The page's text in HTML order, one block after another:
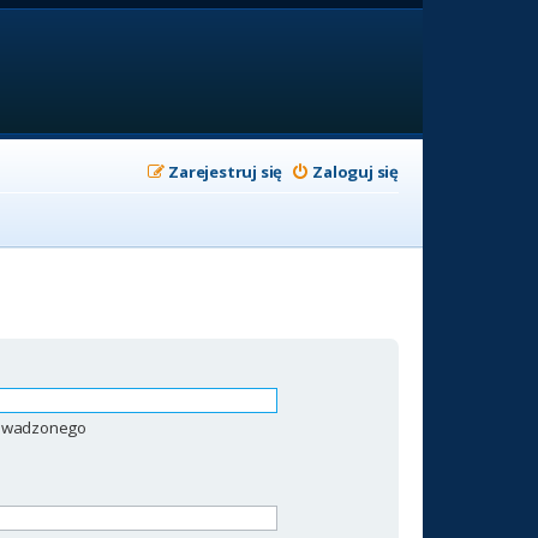
Zaloguj się
Zarejestruj się